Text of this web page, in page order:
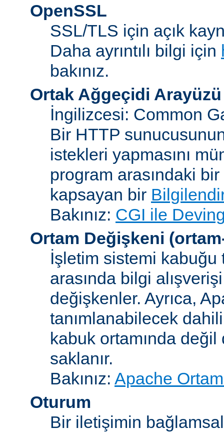
OpenSSL
SSL/TLS için açık
Daha ayrıntılı bilgi için
bakınız.
Ortak Ağgeçidi Arayüzü
İngilizcesi: Common
Bir HTTP
istekleri yapmasını
program arasındaki
kapsayan bir
Bakınız: CGI ile
Ortam Değişkeni
İşletim sistemi kabuğu
arasında bilgi
değişkenler. Ayrıca,
tanımlanabilecek
kabuk ortamında değil
saklanır.
Bakınız: Apache
Oturum
Bir iletişimin